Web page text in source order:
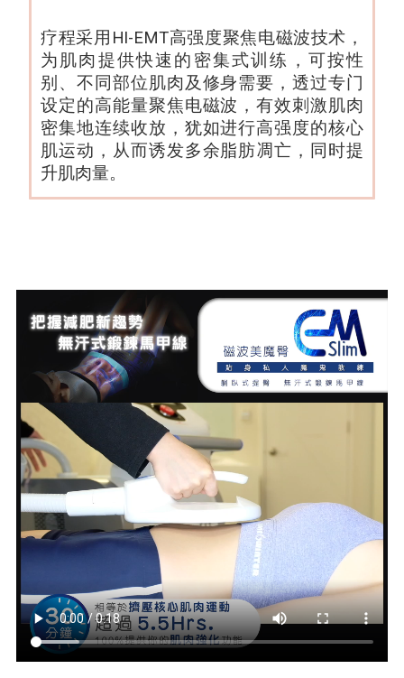
疗程采用HI-EMT高强度聚焦电磁波技术，
为肌肉提供快速的密集式训练，可按性
别、不同部位肌肉及修身需要，透过专门
设定的高能量聚焦电磁波，有效刺激肌肉
密集地连续收放，犹如进行高强度的核心
肌运动，从而诱发多余脂肪凋亡，同时提
升肌肉量。